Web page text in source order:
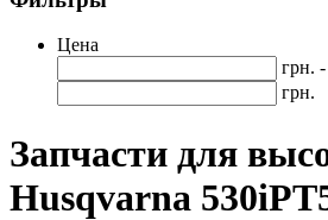
Цена
грн. -
грн.
Запчасти для
Husqvarna